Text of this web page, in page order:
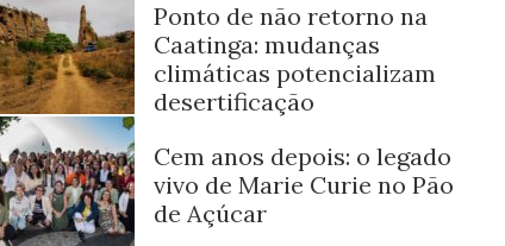
Ponto de não retorno na
Caatinga: mudanças
climáticas potencializam
desertificação
Cem anos depois: o legado
vivo de Marie Curie no Pão
de Açúcar